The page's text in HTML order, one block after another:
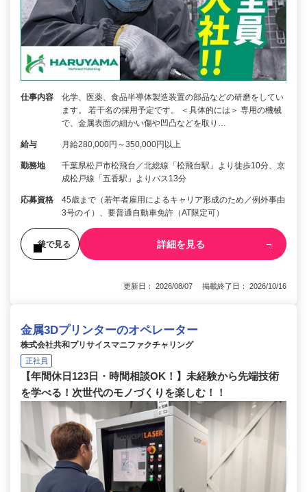
仕事内容
化学、医薬、食品半導体製造装置の部品などの研磨をしてい
ます。 若干名の採用予定です。 ＜具体的には＞ 専用の機械
で、金属表面の細かい傷や凹凸などを取り…
給与 月給280,000円～350,000円以上
勤務地
千葉県松戸市松飛台／北総線「松飛台駅」より徒歩10分、京
成松戸線「五香駅」よりバス13分
応募資格
45歳まで（若年者雇用によるキャリア形成のため／例外事由
3号のイ）、要普通自動車免許（AT限定可）
後で見る 詳細を見る
更新日： 2026/08/07 掲載終了日： 2026/10/16
金属3Dプリンターのオペレーター
株式会社共和プリサイスマニファクチャリング
正社員
【年間休日123日・時間相談OK！】未経験から先端技術
を学べる！次世代のモノづくりを楽しむ！！